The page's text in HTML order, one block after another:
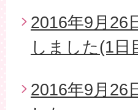
2016年9月26
しました(1日
2016年9月26